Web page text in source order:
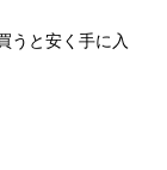
うと安く手に入